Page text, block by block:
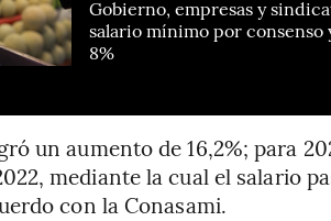
Gobierno, empresas y
salario mínimo por
8%
un aumento de 16,2%; para
mediante la cual el salario
con la Conasami.